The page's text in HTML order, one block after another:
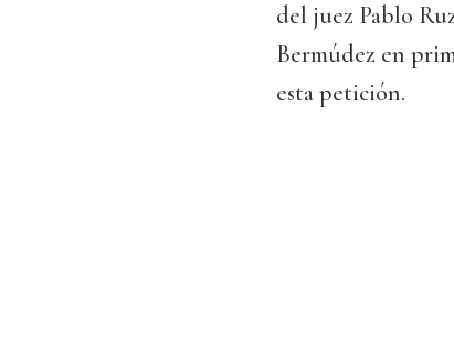
del juez Pablo
Bermúdez en
esta petición.